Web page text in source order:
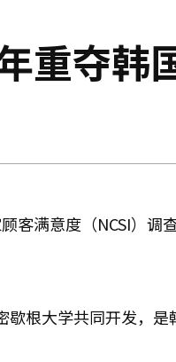
重夺韩
客满意度（NCSI）
歇根大学共同开发，